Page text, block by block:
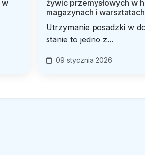
w
żywic przemysłowych w
magazynach i
Utrzymanie posadzki w
stanie to jedno z...
09 stycznia 2026